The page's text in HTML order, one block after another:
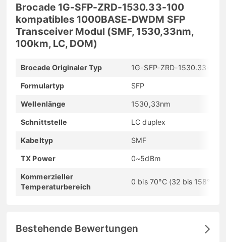
Brocade 1G-SFP-ZRD-1530.33-100
kompatibles 1000BASE-DWDM SFP
Transceiver Modul (SMF, 1530,33nm,
100km, LC, DOM)
Brocade Originaler Typ 1G-SFP-ZRD-1530.33-100
Formulartyp SFP
Wellenlänge 1530,33nm
Schnittstelle LC duplex
Kabeltyp SMF
TX Power 0~5dBm
Kommerzieller
Temperaturbereich
0 bis 70°C (32 bis 158°F)
Bestehende Bewertungen